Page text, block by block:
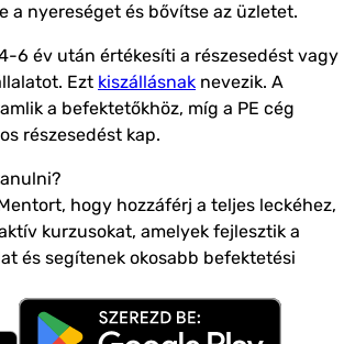
a nyereséget és bővítse az üzletet.
6 év után értékesíti a részesedést vagy
Ezt kiszállásnak nevezik. A
a befektetőkhöz, míg a PE cég
részesedést kap.
hogy hozzáférj a teljes leckéhez,
kurzusokat, amelyek fejlesztik a
és segítenek okosabb befektetési